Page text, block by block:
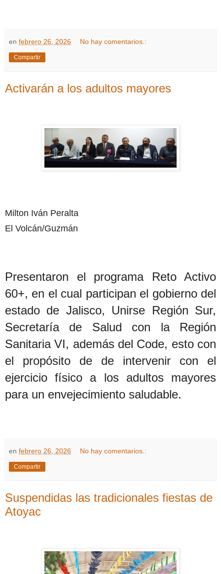
en febrero 26, 2026 No hay comentarios.:
Compartir
Activarán a los adultos mayores
Milton Iván Peralta
El Volcán/Guzmán
Presentaron el programa Reto Activo
60+, en el cual participan el gobierno del
estado de Jalisco, Unirse Región Sur,
Secretaría de Salud con la Región
Sanitaria VI, además del Code, esto con
el propósito de de intervenir con el
ejercicio físico a los adultos mayores
para un envejecimiento saludable.
en febrero 26, 2026 No hay comentarios.:
Compartir
Suspendidas las tradicionales fiestas de
Atoyac